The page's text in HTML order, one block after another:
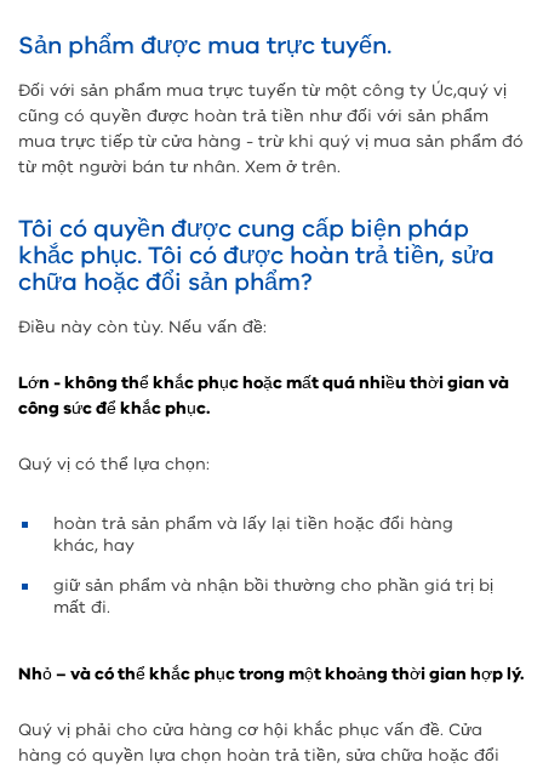
Sản phẩm được mua trực tuyến.
Đối với sản phẩm mua trực tuyến từ một công ty Úc,quý vị
cũng có quyền được hoàn trả tiền như đối với sản phẩm
mua trực tiếp từ cửa hàng - trừ khi quý vị mua sản phẩm đó
từ một người bán tư nhân. Xem ở trên.
Tôi có quyền được cung cấp biện pháp
khắc phục. Tôi có được hoàn trả tiền, sửa
chữa hoặc đổi sản phẩm?
Điều này còn tùy. Nếu vấn đề:
Lớn - không thể khắc phục hoặc mất quá nhiều thời gian và
công sức để khắc phục.
Quý vị có thể lựa chọn:
hoàn trả sản phẩm và lấy lại tiền hoặc đổi hàng
khác, hay
giữ sản phẩm và nhận bồi thường cho phần giá trị bị
mất đi.
Nhỏ – và có thể khắc phục trong một khoảng thời gian hợp lý.
Quý vị phải cho cửa hàng cơ hội khắc phục vấn đề. Cửa
hàng có quyền lựa chọn hoàn trả tiền, sửa chữa hoặc đổi